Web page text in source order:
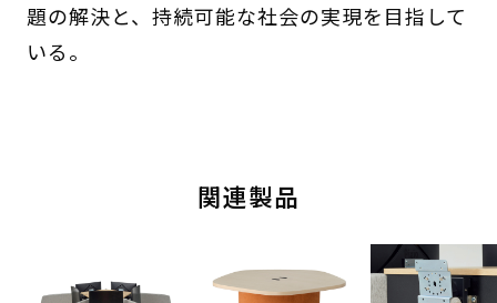
題の解決と、持続可能な社会の実現を目指して
いる。
関連製品